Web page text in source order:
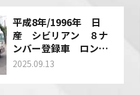
平成8年/1996年 日
産 シビリアン ８ナ
ンバー登録車 ロング
ボディ 型式：
買い取りさせて頂きま
2025.09.13